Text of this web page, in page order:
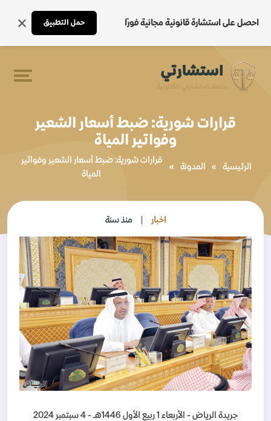
احصل على استشارة قانونية مجانية فورًا حمل التطبيق
قرارات شورية: ضبط أسعار الشعير
وفواتير المياة
الرئيسية » المدونة »
قرارات شورية: ضبط أسعار الشعير وفواتير
المياة
اخبار منذ سنة
جريدة الرياض - الأربعاء 1 ربيع الأول 1446هـ - 4 سبتمبر 2024